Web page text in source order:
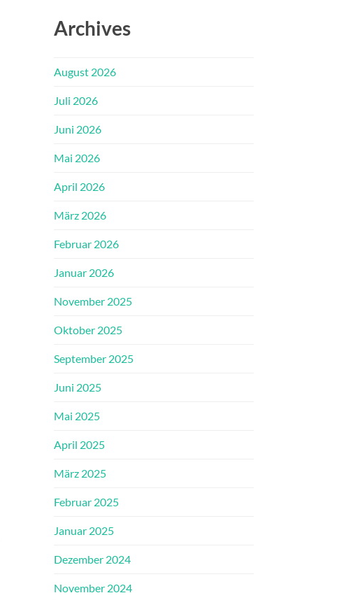
Archives
August 2026
Juli 2026
Juni 2026
Mai 2026
April 2026
März 2026
Februar 2026
Januar 2026
November 2025
Oktober 2025
September 2025
Juni 2025
Mai 2025
April 2025
März 2025
Februar 2025
Januar 2025
Dezember 2024
November 2024